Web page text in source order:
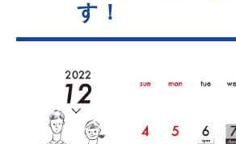
す！